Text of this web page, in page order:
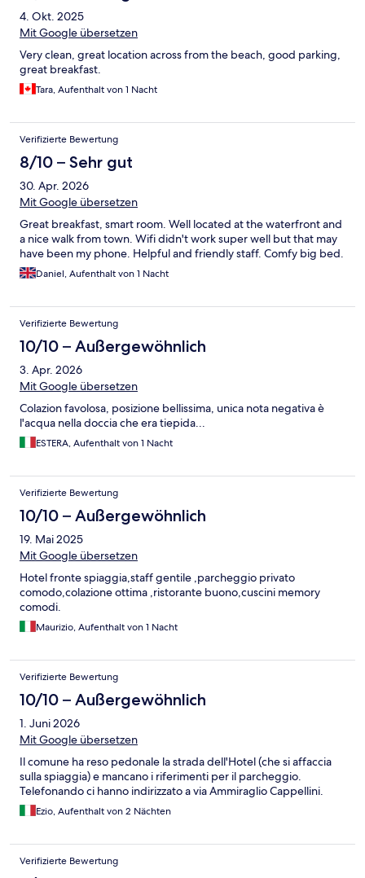
4. Okt. 2025
Mit Google übersetzen
Very clean, great location across from the beach, good parking,
great breakfast.
Tara, Aufenthalt von 1 Nacht
Verifizierte Bewertung
8/10 – Sehr gut
30. Apr. 2026
Mit Google übersetzen
Great breakfast, smart room. Well located at the waterfront and
a nice walk from town. Wifi didn't work super well but that may
have been my phone. Helpful and friendly staff. Comfy big bed.
Daniel, Aufenthalt von 1 Nacht
Verifizierte Bewertung
10/10 – Außergewöhnlich
3. Apr. 2026
Mit Google übersetzen
Colazion favolosa, posizione bellissima, unica nota negativa è
l'acqua nella doccia che era tiepida...
ESTERA, Aufenthalt von 1 Nacht
Verifizierte Bewertung
10/10 – Außergewöhnlich
19. Mai 2025
Mit Google übersetzen
Hotel fronte spiaggia,staff gentile ,parcheggio privato
comodo,colazione ottima ,ristorante buono,cuscini memory
comodi.
Maurizio, Aufenthalt von 1 Nacht
Verifizierte Bewertung
10/10 – Außergewöhnlich
1. Juni 2026
Mit Google übersetzen
Il comune ha reso pedonale la strada dell'Hotel (che si affaccia
sulla spiaggia) e mancano i riferimenti per il parcheggio.
Telefonando ci hanno indirizzato a via Ammiraglio Cappellini.
Ezio, Aufenthalt von 2 Nächten
Verifizierte Bewertung